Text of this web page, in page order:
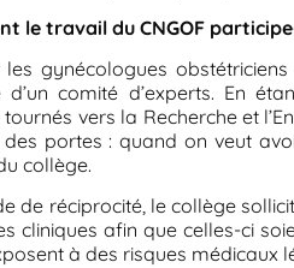
le travail du CNGOF
les gynécologues
d’un comité d’experts. En
vers la Recherche et
portes : quand on veut
collège.
de réciprocité, le collège
cliniques afin que celles-ci
à des risques médicaux